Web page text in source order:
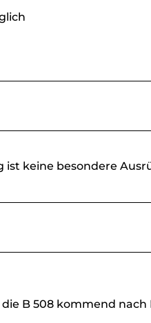
ist keine besondere
B 508 kommend nach